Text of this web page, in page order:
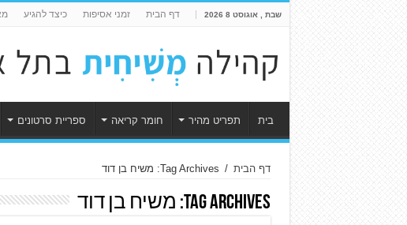
שבת , אוגוסט 8 2026 דף הבית זמני אסיפות כיצד להגיע
בית תפריט מהיר חומר קריאה ספריית סרטונים
דף הבית / Tag Archives: משיח בן דוד
Tag Archives: משיח בן דוד